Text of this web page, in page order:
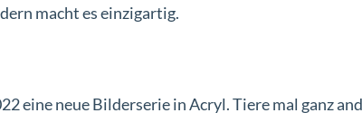
macht es einzigartig.
eine neue Bilderserie in Acryl. Tiere mal ganz